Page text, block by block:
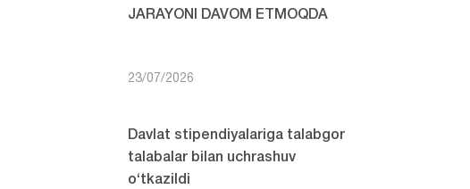
JARAYONI DAVOM ETMOQDA
23/07/2026
Davlat stipendiyalariga talabgor
talabalar bilan uchrashuv
o‘tkazildi